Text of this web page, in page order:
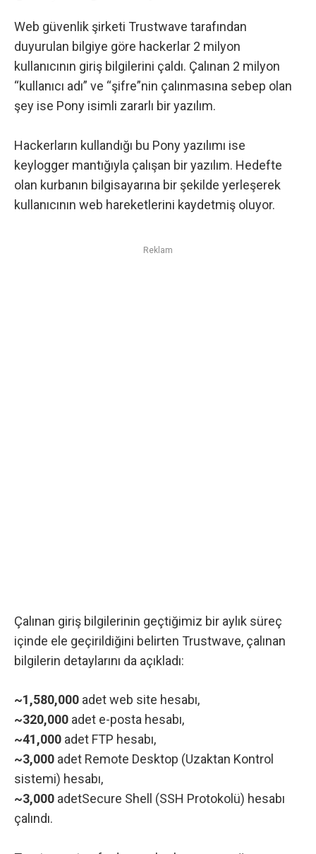
Web güvenlik şirketi Trustwave tarafından
duyurulan bilgiye göre hackerlar 2 milyon
kullanıcının giriş bilgilerini çaldı. Çalınan 2 milyon
“kullanıcı adı” ve “şifre”nin çalınmasına sebep olan
şey ise Pony isimli zararlı bir yazılım.
Hackerların kullandığı bu Pony yazılımı ise
keylogger mantığıyla çalışan bir yazılım. Hedefte
olan kurbanın bilgisayarına bir şekilde yerleşerek
kullanıcının web hareketlerini kaydetmiş oluyor.
Reklam
Çalınan giriş bilgilerinin geçtiğimiz bir aylık süreç
içinde ele geçirildiğini belirten Trustwave, çalınan
bilgilerin detaylarını da açıkladı:
~1,580,000 adet web site hesabı,
~320,000 adet e-posta hesabı,
~41,000 adet FTP hesabı,
~3,000 adet Remote Desktop (Uzaktan Kontrol
sistemi) hesabı,
~3,000 adetSecure Shell (SSH Protokolü) hesabı
çalındı.